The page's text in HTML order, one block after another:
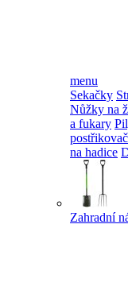
menu
Sekačky
Nůžky na
a fukary
na hadice
Zahradní